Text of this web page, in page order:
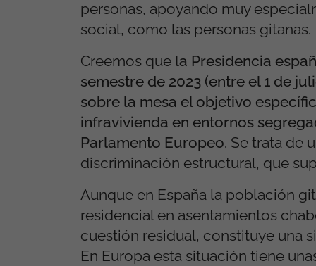
personas, apoyando muy
social, como las personas gitanas.
Creemos que la Presidencia
semestre de 2023 (entre el 1 de
sobre la mesa el objetivo
infravivienda en entornos
Parlamento Europeo. Se trata de
discriminación estructural, que
Aunque en España la población
residencial en asentamientos
cuestión residual, constituye una
En Europa esta situación tiene